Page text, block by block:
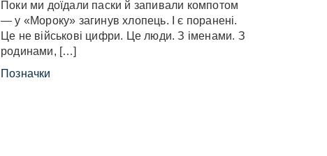
Поки ми доїдали паски й запивали компотом
— у «Мороку» загинув хлопець. І є поранені.
Це не військові цифри. Це люди. З іменами. З
родинами, […]
Позначки